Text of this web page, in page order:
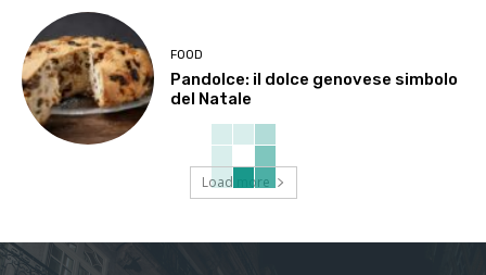
FOOD
Pandolce: il dolce genovese simbolo
del Natale
Load more